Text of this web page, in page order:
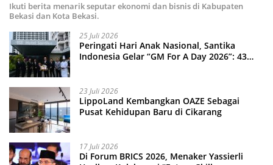
Ikuti berita menarik seputar ekonomi dan bisnis di Kabupaten
Bekasi dan Kota Bekasi.
25 Juli 2026
Peringati Hari Anak Nasional, Santika
Indonesia Gelar “GM For A Day 2026”: 43
23 Juli 2026
LippoLand Kembangkan OAZE Sebagai
Pusat Kehidupan Baru di Cikarang
17 Juli 2026
Di Forum BRICS 2026, Menaker Yassierli